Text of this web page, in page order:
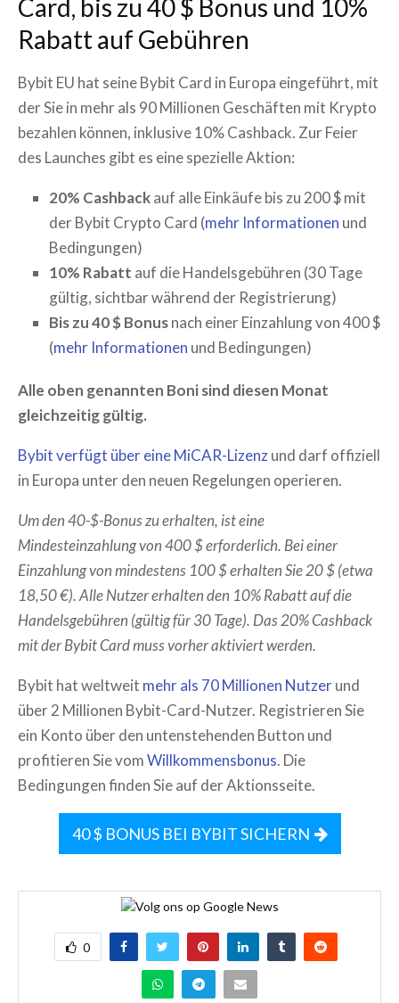
Card, bis zu 40 $ Bonus und 10%
Rabatt auf Gebühren
Bybit EU hat seine Bybit Card in Europa eingeführt, mit
der Sie in mehr als 90 Millionen Geschäften mit Krypto
bezahlen können, inklusive 10% Cashback. Zur Feier
des Launches gibt es eine spezielle Aktion:
20% Cashbackauf alle Einkäufe bis zu 200 $ mit
der Bybit Crypto Card (mehr Informationen und
Bedingungen)
10% Rabatt auf die Handelsgebühren (30 Tage
gültig, sichtbar während der Registrierung)
Bis zu 40 $ Bonusnach einer Einzahlung von 400 $
(mehr Informationen und Bedingungen)
Alle oben genannten Boni sind diesen Monat
gleichzeitig gültig.
Bybit verfügt über eine MiCAR-Lizenzund darf offiziell
in Europa unter den neuen Regelungen operieren.
Um den 40-$-Bonus zu erhalten, ist eine
Mindesteinzahlung von 400 $ erforderlich. Bei einer
Einzahlung von mindestens 100 $ erhalten Sie 20 $ (etwa
18,50 €). Alle Nutzer erhalten den 10% Rabatt auf die
Handelsgebühren (gültig für 30 Tage). Das 20% Cashback
mit der Bybit Card muss vorher aktiviert werden.
Bybit hat weltweit mehr als 70 Millionen Nutzerund
über 2 Millionen Bybit-Card-Nutzer. Registrieren Sie
ein Konto über den untenstehenden Button und
profitieren Sie vomWillkommensbonus. Die
Bedingungen finden Sie auf der Aktionsseite.
40 $ BONUS BEI BYBIT SICHERN
0